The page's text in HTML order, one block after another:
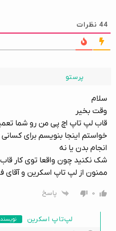
44 نظرات
پرستو
سلام
وقت بخیر
قاب لپ تاپ اچ پی من رو شما
خواستم اینجا بنویسم برای
انجام بدن یا نه
شک نکنید چون واقعا توی کار
ممنون از لپ تاپ اسکرین و آقای
۰ پاسخ
لپ‌تاپ اسکرین